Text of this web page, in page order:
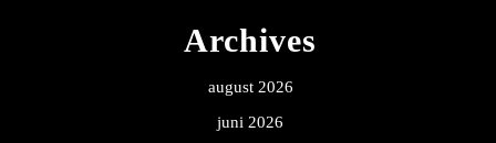
Archives
august 2026
juni 2026